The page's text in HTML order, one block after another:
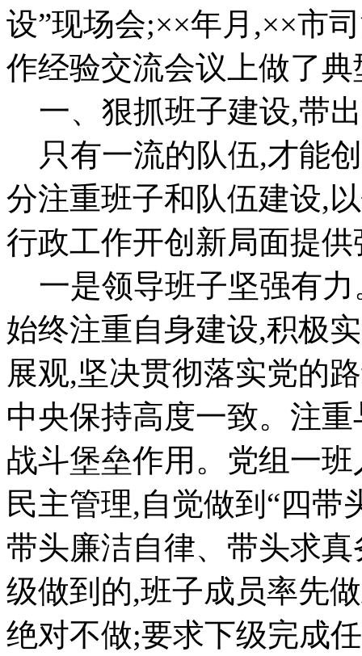
设”现场会;××年月,××市
作经验交流会议上做了
一、狠抓班子建设,带
只有一流的队伍,才能
分注重班子和队伍建设,
行政工作开创新局面提
一是领导班子坚强有力
始终注重自身建设,积极
展观,坚决贯彻落实党的
中央保持高度一致。注
战斗堡垒作用。党组一
民主管理,自觉做到“四带
带头廉洁自律、带头求
级做到的,班子成员率先
绝对不做;要求下级完成